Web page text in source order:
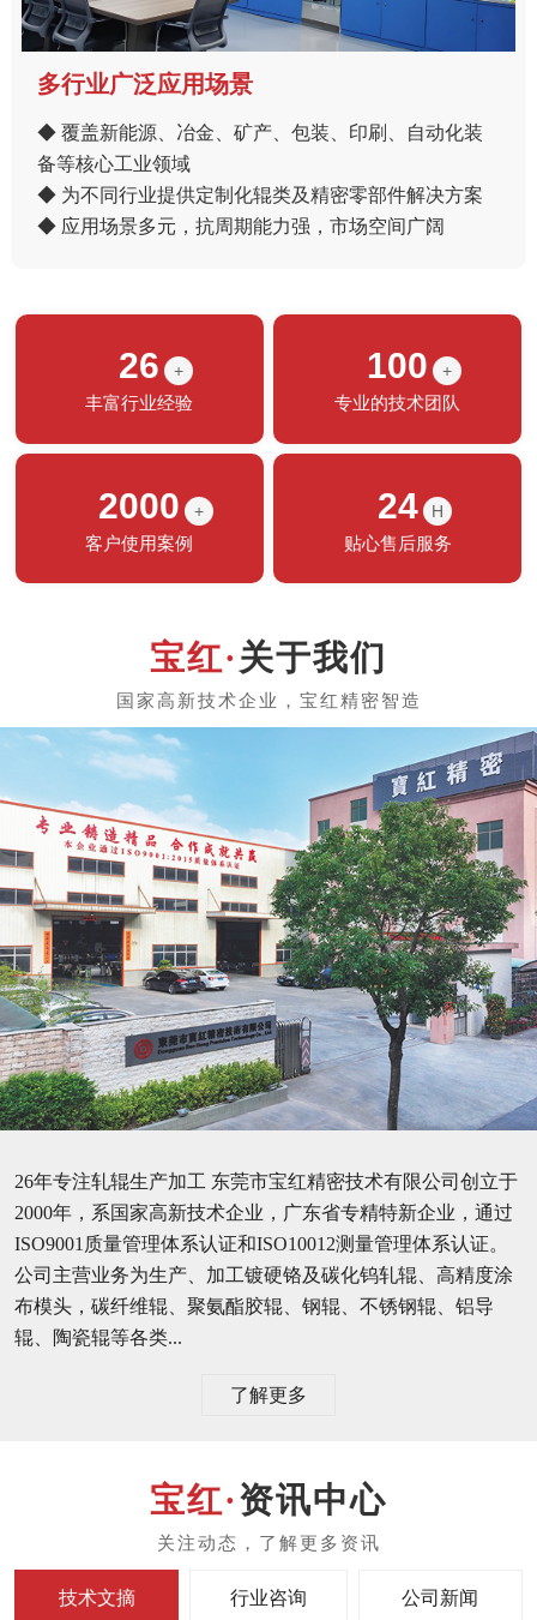
多行业广泛应用场景
◆ 覆盖新能源、冶金、矿产、包装、印刷、自动化装
备等核心工业领域
◆ 为不同行业提供定制化辊类及精密零部件解决方案
◆ 应用场景多元，抗周期能力强，市场空间广阔
26
+
丰富行业经验
100
+
专业的技术团队
2000
+
客户使用案例
24
H
贴心售后服务
关于我们
26年专注轧辊生产加工 东莞市宝红精密技术有限公司创立于
2000年，系国家高新技术企业，广东省专精特新企业，通过
ISO9001质量管理体系认证和ISO10012测量管理体系认证。
公司主营业务为生产、加工镀硬铬及碳化钨轧辊、高精度涂
布模头，碳纤维辊、聚氨酯胶辊、钢辊、不锈钢辊、铝导
辊、陶瓷辊等各类...
了解更多
资讯中心
技术文摘 行业咨询 公司新闻